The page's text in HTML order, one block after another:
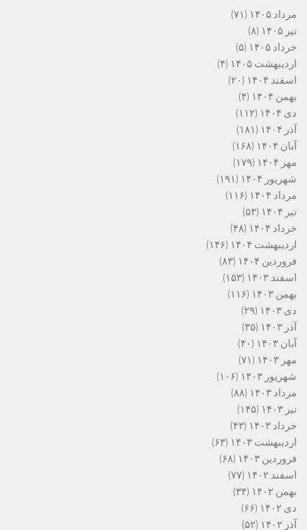
مرداد ۱۴۰۵
(۷۱)
تیر ۱۴۰۵
(۸)
خرداد ۱۴۰۵
(۵)
اردیبهشت ۱۴۰۵
(۴)
اسفند ۱۴۰۴
(۲۰)
بهمن ۱۴۰۴
(۴)
دی ۱۴۰۴
(۱۱۲)
آذر ۱۴۰۴
(۱۸۱)
آبان ۱۴۰۴
(۱۶۸)
مهر ۱۴۰۴
(۱۷۹)
شهریور ۱۴۰۴
(۱۹۱)
مرداد ۱۴۰۴
(۱۱۶)
تیر ۱۴۰۴
(۵۳)
خرداد ۱۴۰۴
(۴۸)
اردیبهشت ۱۴۰۴
(۱۴۶)
فروردین ۱۴۰۴
(۸۳)
اسفند ۱۴۰۳
(۱۵۳)
بهمن ۱۴۰۳
(۱۱۶)
دی ۱۴۰۳
(۲۹)
آذر ۱۴۰۳
(۳۵)
آبان ۱۴۰۳
(۴۰)
مهر ۱۴۰۳
(۷۱)
شهریور ۱۴۰۳
(۱۰۶)
مرداد ۱۴۰۳
(۸۸)
تیر ۱۴۰۳
(۱۴۵)
خرداد ۱۴۰۳
(۴۳)
اردیبهشت ۱۴۰۳
(۶۳)
فروردین ۱۴۰۳
(۶۸)
اسفند ۱۴۰۲
(۷۷)
بهمن ۱۴۰۲
(۳۴)
دی ۱۴۰۲
(۶۶)
آذر ۱۴۰۲
(۵۲)